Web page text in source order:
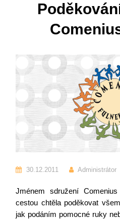
30.12.2011 Administrátor
Jménem sdružení
cestou chtěla poděkovat
jak podáním pomocné ruky